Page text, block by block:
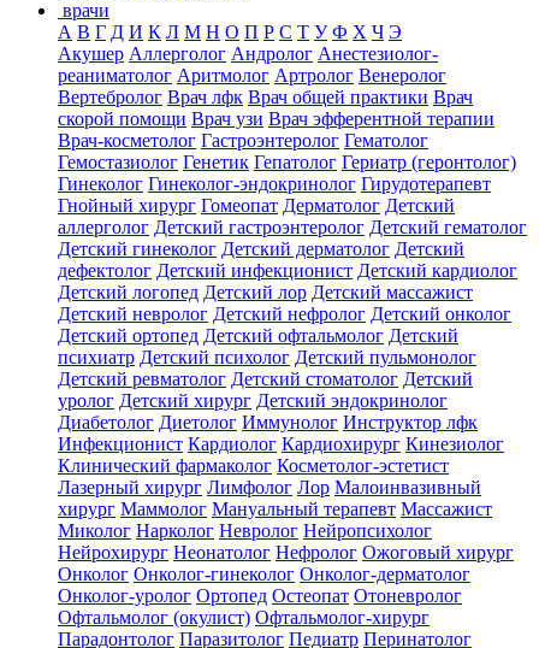
врачи
А В Г Д И К Л М Н О П Р С Т У Ф Х Ч Э
Акушер Аллерголог Андролог Анестезиолог-
реаниматолог Аритмолог Артролог Венеролог
Вертебролог Врач лфк Врач общей практики Врач
скорой помощи Врач узи Врач эфферентной терапии
Врач-косметолог Гастроэнтеролог Гематолог
Гемостазиолог Генетик Гепатолог Гериатр (геронтолог)
Гинеколог Гинеколог-эндокринолог Гирудотерапевт
Гнойный хирург Гомеопат Дерматолог Детский
аллерголог Детский гастроэнтеролог Детский гематолог
Детский гинеколог Детский дерматолог Детский
дефектолог Детский инфекционист Детский кардиолог
Детский логопед Детский лор Детский массажист
Детский невролог Детский нефролог Детский онколог
Детский ортопед Детский офтальмолог Детский
психиатр Детский психолог Детский пульмонолог
Детский ревматолог Детский стоматолог Детский
уролог Детский хирург Детский эндокринолог
Диабетолог Диетолог Иммунолог Инструктор лфк
Инфекционист Кардиолог Кардиохирург Кинезиолог
Клинический фармаколог Косметолог-эстетист
Лазерный хирург Лимфолог Лор Малоинвазивный
хирург Маммолог Мануальный терапевт Массажист
Миколог Нарколог Невролог Нейропсихолог
Нейрохирург Неонатолог Нефролог Ожоговый хирург
Онколог Онколог-гинеколог Онколог-дерматолог
Онколог-уролог Ортопед Остеопат Отоневролог
Офтальмолог (окулист) Офтальмолог-хирург
Парадонтолог Паразитолог Педиатр Перинатолог